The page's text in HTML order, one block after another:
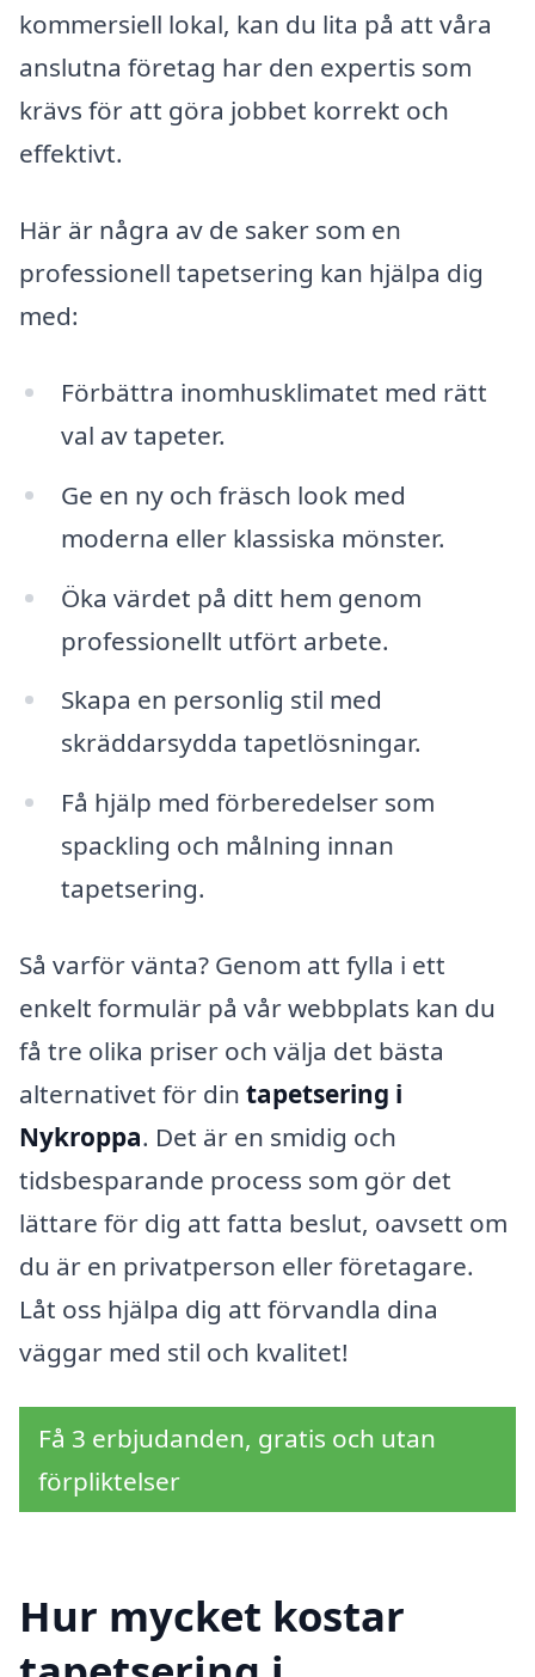
kommersiell lokal, kan du lita på att våra
anslutna företag har den expertis som
krävs för att göra jobbet korrekt och
effektivt.
Här är några av de saker som en
professionell tapetsering kan hjälpa dig
med:
Förbättra inomhusklimatet med rätt
val av tapeter.
Ge en ny och fräsch look med
moderna eller klassiska mönster.
Öka värdet på ditt hem genom
professionellt utfört arbete.
Skapa en personlig stil med
skräddarsydda tapetlösningar.
Få hjälp med förberedelser som
spackling och målning innan
tapetsering.
Så varför vänta? Genom att fylla i ett
enkelt formulär på vår webbplats kan du
få tre olika priser och välja det bästa
alternativet för din tapetsering i
Nykroppa. Det är en smidig och
tidsbesparande process som gör det
lättare för dig att fatta beslut, oavsett om
du är en privatperson eller företagare.
Låt oss hjälpa dig att förvandla dina
väggar med stil och kvalitet!
Få 3 erbjudanden, gratis och utan
förpliktelser
Hur mycket kostar